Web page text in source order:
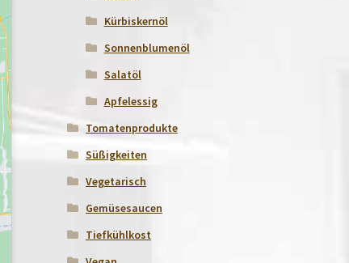
Kürbiskernöl
Sonnenblumenöl
Salatöl
Apfelessig
Tomatenprodukte
Süßigkeiten
Vegetarisch
Gemüsesaucen
Tiefkühlkost